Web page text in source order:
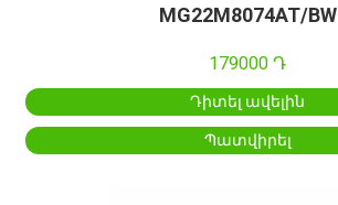
MG22M8074AT/BW
179000 Դ
Դիտել ավելին
Պատվիրել